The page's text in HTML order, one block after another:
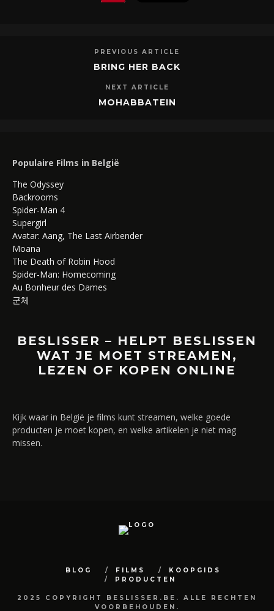
PREVIOUS ARTICLE
BRING HER BACK
NEXT ARTICLE
MOHABBATEIN
Populaire Films in België
The Odyssey
Backrooms
Spider-Man 4
Supergirl
Avatar: Aang, The Last Airbender
Moana
The Death of Robin Hood
Spider-Man: Homecoming
Au Bonheur des Dames
군체
BESLISSER – HELPT BESLISSEN
WAT JE MOET STREAMEN,
LEZEN OF KOPEN ONLINE
Kijk waar in België je films kunt streamen, welke goede
producten je moet kopen, en welke artikelen je niet mag
missen.
BLOG FILMS
KOOPGIDS
PRODUCTEN
2025 COPYRIGHT BESLISSER.BE. ALLE RECHTEN
VOORBEHOUDEN.